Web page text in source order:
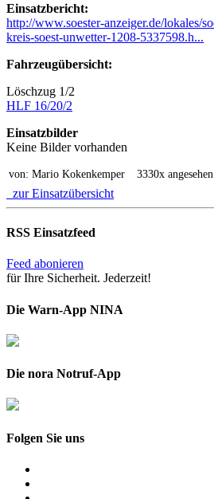
Einsatzbericht:
http://www.soester-anzeiger.de/lokales/
kreis-soest-unwetter-1208-5337598.h...
Fahrzeugübersicht:
Löschzug 1/2
HLF 16/20/2
Einsatzbilder
Keine Bilder vorhanden
von: Mario Kokenkemper 3330x angesehen
zur Einsatzübersicht
RSS Einsatzfeed
Feed abonieren
für Ihre Sicherheit. Jederzeit!
Die Warn-App NINA
Die nora Notruf-App
Folgen Sie uns